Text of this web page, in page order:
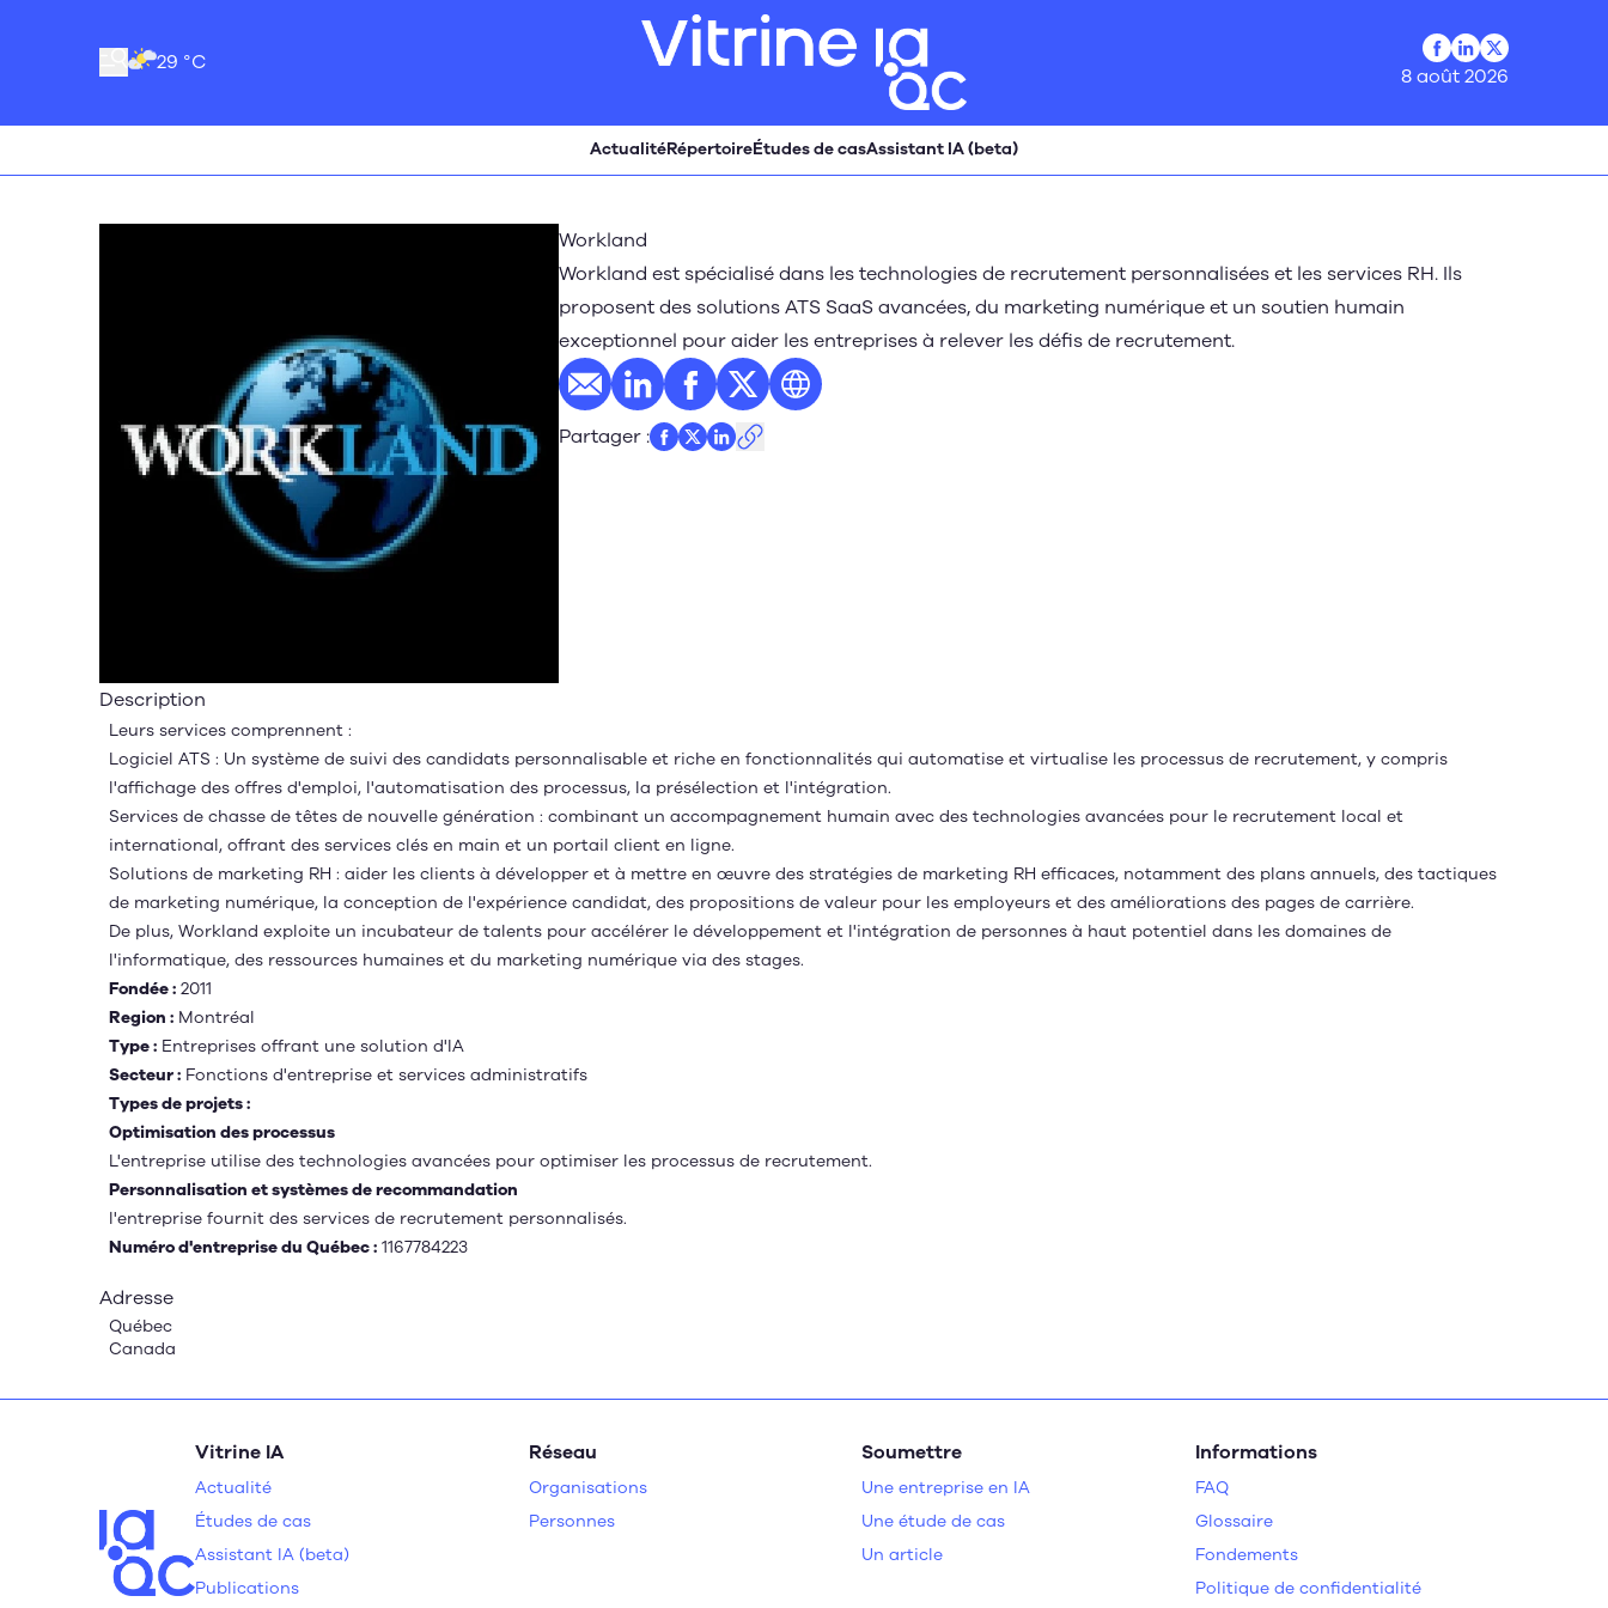
29 °C
Profil Facebook
Profil LinkedIn
Profil Twitter
8 août 2026
ActualitéRépertoireÉtudes de casAssistant IA (beta)
Workland
Workland est spécialisé dans les technologies de recrutement personnalisées et les services RH. Ils
proposent des solutions ATS SaaS avancées, du marketing numérique et un soutien humain
exceptionnel pour aider les entreprises à relever les défis de recrutement.
E-mailProfil LinkedIn
Profil Facebook
Profil Twitter
Site web
Partager :
Description
Leurs services comprennent :
Logiciel ATS : Un système de suivi des candidats personnalisable et riche en fonctionnalités qui automatise et virtualise les processus de recrutement, y compris
l'affichage des offres d'emploi, l'automatisation des processus, la présélection et l'intégration.
Services de chasse de têtes de nouvelle génération : combinant un accompagnement humain avec des technologies avancées pour le recrutement local et
international, offrant des services clés en main et un portail client en ligne.
Solutions de marketing RH : aider les clients à développer et à mettre en œuvre des stratégies de marketing RH efficaces, notamment des plans annuels, des tactiques
de marketing numérique, la conception de l'expérience candidat, des propositions de valeur pour les employeurs et des améliorations des pages de carrière.
De plus, Workland exploite un incubateur de talents pour accélérer le développement et l'intégration de personnes à haut potentiel dans les domaines de
l'informatique, des ressources humaines et du marketing numérique via des stages.
Fondée : 2011
Region : Montréal
Type : Entreprises offrant une solution d'IA
Secteur : Fonctions d'entreprise et services administratifs
Types de projets :
Optimisation des processus
L'entreprise utilise des technologies avancées pour optimiser les processus de recrutement.
Personnalisation et systèmes de recommandation
l'entreprise fournit des services de recrutement personnalisés.
Numéro d'entreprise du Québec : 1167784223
Adresse
Québec
Canada
Vitrine IA
Actualité
Études de cas
Assistant IA (beta)
Publications
Réseau
Organisations
Personnes
Soumettre
Une entreprise en IA
Une étude de cas
Un article
Informations
FAQ
Glossaire
Fondements
Politique de confidentialité